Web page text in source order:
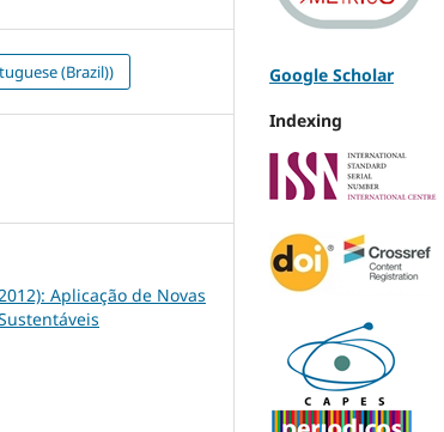
(Brazil))
Aplicação de Novas
Google Scholar
Indexing